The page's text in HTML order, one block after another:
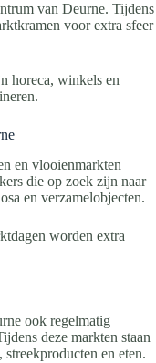
van Deurne. Tijdens
voor extra sfeer
horeca, winkels en
en vlooienmarkten
die op zoek zijn naar
en verzamelobjecten.
worden extra
ook regelmatig
deze markten staan
streekproducten en eten.